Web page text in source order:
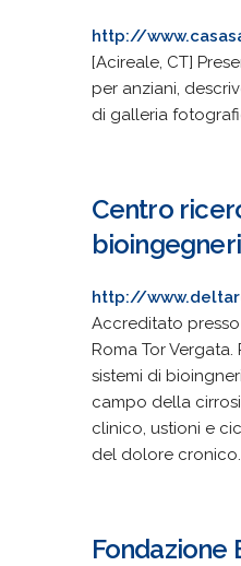
http://
[Acireale, CT]
per anziani,
di galleria
Centro
http://
Accreditato
Roma Tor
sistemi di
campo della
clinico, ustioni e
del dolore cronico.
Fondazione